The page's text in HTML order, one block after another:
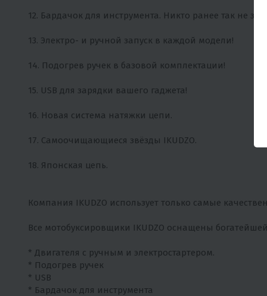
12. Бардачок для инструмента. Никто ранее так не
13. Электро- и ручной запуск в каждой модели!
14. Подогрев ручек в базовой комплектации!
15. USB для зарядки вашего гаджета!
16. Новая система натяжки цепи.
17. Самоочищающиеся звёзды IKUDZO.
18. Японская цепь.
Компания IKUDZO использует только самые
Все мотобуксировщики IKUDZO оснащены
* Двигателя с ручным и электростартером.
* Подогрев ручек
* USB
* Бардачок для инструмента